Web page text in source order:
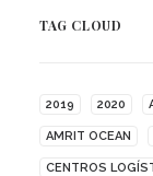
TAG CLOUD
2019 2020
AMRIT OCEAN
CENTROS